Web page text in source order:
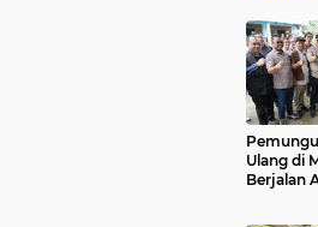
Ulang di
Berjalan